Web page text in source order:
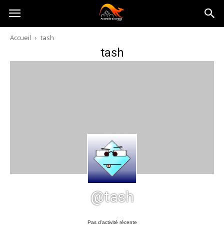
Australia-
australie.com
Accueil tash
tash
@tash
Pas d’activité récente